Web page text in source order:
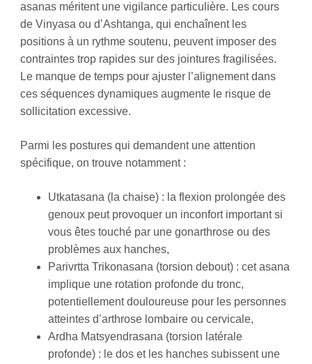
asanas méritent une vigilance particulière. Les cours
de Vinyasa ou d’Ashtanga, qui enchaînent les
positions à un rythme soutenu, peuvent imposer des
contraintes trop rapides sur des jointures fragilisées.
Le manque de temps pour ajuster l’alignement dans
ces séquences dynamiques augmente le risque de
sollicitation excessive.
Parmi les postures qui demandent une attention
spécifique, on trouve notamment :
Utkatasana (la chaise) : la flexion prolongée des
genoux peut provoquer un inconfort important si
vous êtes touché par une gonarthrose ou des
problèmes aux hanches,
Parivrtta Trikonasana (torsion debout) : cet asana
implique une rotation profonde du tronc,
potentiellement douloureuse pour les personnes
atteintes d’arthrose lombaire ou cervicale,
Ardha Matsyendrasana (torsion latérale
profonde) : le dos et les hanches subissent une